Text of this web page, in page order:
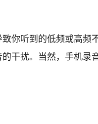
你听到的低频或高频
干扰。当然，手机录